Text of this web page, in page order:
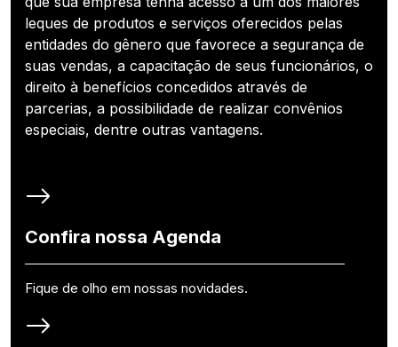
leques de produtos e serviços oferecidos pelas
entidades do gênero que favorece a segurança de
suas vendas, a capacitação de seus funcionários, o
direito à benefícios concedidos através de
parcerias, a possibilidade de realizar convênios
especiais, dentre outras vantagens.
Confira nossa Agenda
Fique de olho em nossas novidades.